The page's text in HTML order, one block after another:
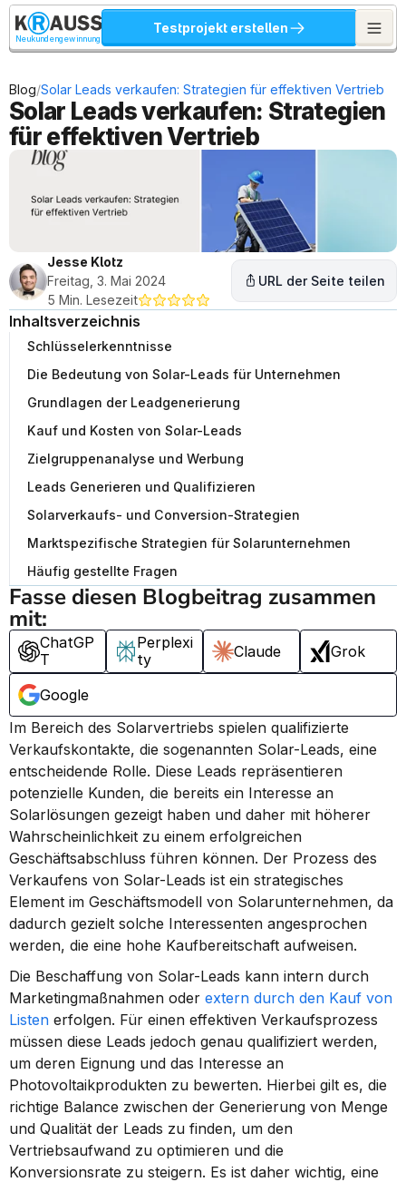
Neukundengewinnung
Testprojekt erstellen
Blog/Solar Leads verkaufen: Strategien für effektiven Vertrieb
Solar Leads verkaufen: Strategien
für effektiven Vertrieb
Jesse Klotz
Freitag, 3. Mai 2024
5 Min. Lesezeit
URL der Seite teilen
Inhaltsverzeichnis
Schlüsselerkenntnisse
Die Bedeutung von Solar-Leads für Unternehmen
Grundlagen der Leadgenerierung
Kauf und Kosten von Solar-Leads
Zielgruppenanalyse und Werbung
Leads Generieren und Qualifizieren
Solarverkaufs- und Conversion-Strategien
Marktspezifische Strategien für Solarunternehmen
Häufig gestellte Fragen
Fasse diesen Blogbeitrag zusammen
mit:
ChatGP
T
Perplexi
ty
Claude Grok
Google
Im Bereich des Solarvertriebs spielen qualifizierte
Verkaufskontakte, die sogenannten Solar-Leads, eine
entscheidende Rolle. Diese Leads repräsentieren
potenzielle Kunden, die bereits ein Interesse an
Solarlösungen gezeigt haben und daher mit höherer
Wahrscheinlichkeit zu einem erfolgreichen
Geschäftsabschluss führen können. Der Prozess des
Verkaufens von Solar-Leads ist ein strategisches
Element im Geschäftsmodell von Solarunternehmen, da
dadurch gezielt solche Interessenten angesprochen
werden, die eine hohe Kaufbereitschaft aufweisen.
Die Beschaffung von Solar-Leads kann intern durch
Marketingmaßnahmen oder extern durch den Kauf von
Listen erfolgen. Für einen effektiven Verkaufsprozess
müssen diese Leads jedoch genau qualifiziert werden,
um deren Eignung und das Interesse an
Photovoltaikprodukten zu bewerten. Hierbei gilt es, die
richtige Balance zwischen der Generierung von Menge
und Qualität der Leads zu finden, um den
Vertriebsaufwand zu optimieren und die
Konversionsrate zu steigern. Es ist daher wichtig, eine